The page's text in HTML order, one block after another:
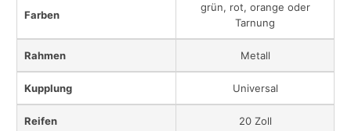
Farben
grün, rot, orange oder
Tarnung
Rahmen Metall
Kupplung Universal
Reifen 20 Zoll